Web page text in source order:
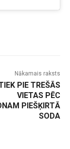
Nākamais raksts
PIE TREŠĀS
VIETAS PĒC
PIEŠĶIRTĀ
SODA